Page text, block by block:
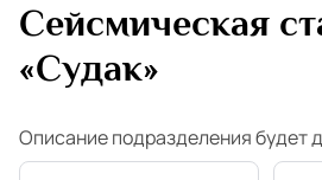
Сейсмическая
«Судак»
Описание подразделения будет